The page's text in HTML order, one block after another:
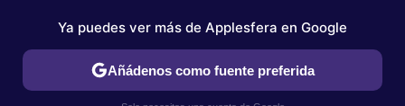
Ya puedes ver más de Applesfera en Google
Añádenos como fuente preferida